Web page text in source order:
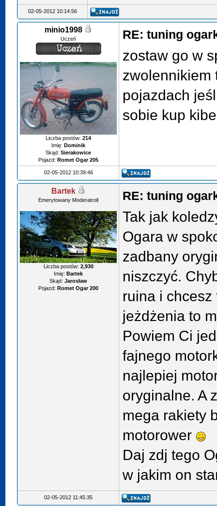
02-05-2012 10:14:56
minio1998
Uczeń
Liczba postów:214
Imię: Dominik
Skąd: Sierakowice
Pojazd: Romet Ogar 205
RE: tuning
zostaw go w
zwolennikiem
pojazdach
sobie kup
02-05-2012 10:39:46
Bartek
Emerytowany Moderatroll
Liczba postów: 2,930
Imię: Bartek
Skąd: Jarosław
Pojazd: Romet Ogar 200
RE: tuning
Tak jak
Ogara w
zadbany
niszczyć.
ruina i
jeżdżenia to
Powiem Ci
fajnego
najlepiej
oryginalne. A
mega rakiety
motorower
Daj zdj tego
w jakim on
02-05-2012 11:45:35